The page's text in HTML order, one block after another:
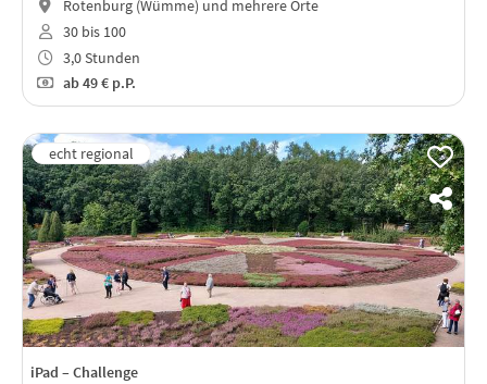
Rotenburg (Wümme) und mehrere Orte
30 bis 100
3,0 Stunden
ab49 € p.P.
iPad – Challenge